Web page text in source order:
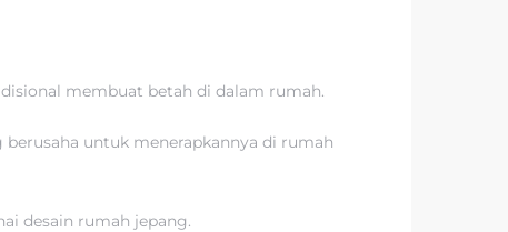
membuat betah di dalam rumah.
untuk menerapkannya di rumah
desain rumah jepang.